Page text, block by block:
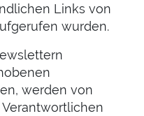
Links von
wurden.
werden von